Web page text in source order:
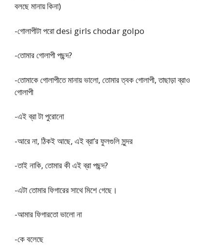
বলছে মানায় কিনা)
-গোলাপীটা পরো desi girls chodar golpo
-তোমার গোলাপী পছন্দ?
-তোমাকে গোলাপীতে মানায় ভালো, তোমার ত্বক গোলাপী, তাছাড়া ব্রাও
গোলাপী
-এই ব্রা টা পুরোনো
-আরে না, ঠিকই আছে, এই ব্রা’র ফুলগুলি সুন্দর
-তাই নাকি, তোমার কী এই ব্রা পছন্দ?
-এটা তোমার ফিগারের সাথে মিশে গেছে।
-আমার ফিগারতো ভালো না
-কে বলেছে